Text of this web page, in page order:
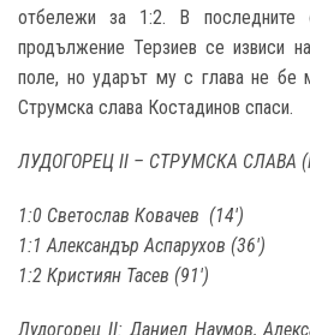
отбележи за 1:2. В последните
продължение Терзиев се извиси
поле, но ударът му с глава не бе
Струмска слава Костадинов спаси.
ЛУДОГОРЕЦ II – СТРУМСКА СЛАВА
1:0 Светослав Ковачев (14')
1:1 Александър Аспарухов (36')
1:2 Кристиян Тасев (91')
Лудогорец II: Даниел Наумов,